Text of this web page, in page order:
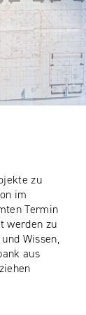
zu
im
Termin
werden zu
Wissen,
aus